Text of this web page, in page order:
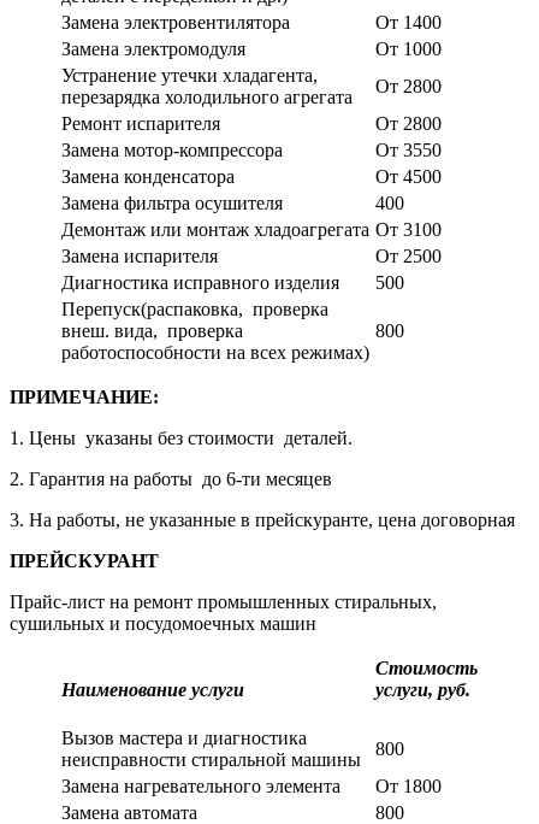
Замена электровентилятора
От 1400
Замена электромодуля
От 1000
Устранение утечки хладагента,
перезарядка холодильного агрегата
От 2800
Ремонт испарителя
От 2800
Замена мотор-компрессора
От 3550
Замена конденсатора
От 4500
Замена фильтра осушителя
400
Демонтаж или монтаж хладоагрегата От 3100
Замена испарителя
От 2500
Диагностика исправного изделия
500
Перепуск(распаковка, проверка
внеш. вида, проверка
работоспособности на всех режимах)
800
ПРИМЕЧАНИЕ:
1. Цены указаны без стоимости деталей.
2. Гарантия на работы до 6-ти месяцев
3. На работы, не указанные в прейскуранте, цена договорная
ПРЕЙСКУРАНТ
Прайс-лист на ремонт промышленных стиральных,
сушильных и посудомоечных машин
Наименование услуги
Стоимость
услуги, руб.
Вызов мастера и диагностика
неисправности стиральной машины
800
Замена нагревательного элемента
От 1800
Замена автомата
800